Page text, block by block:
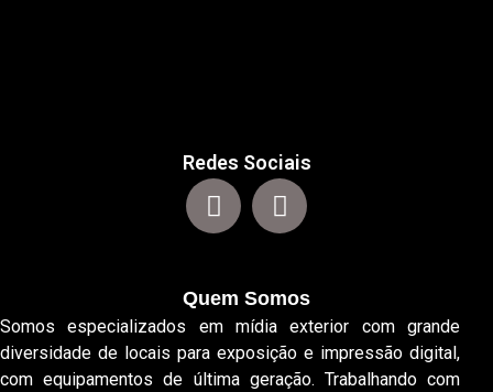
Redes Sociais
Quem Somos
Somos especializados em mídia exterior com grande
diversidade de locais para exposição e impressão digital,
com equipamentos de última geração. Trabalhando com